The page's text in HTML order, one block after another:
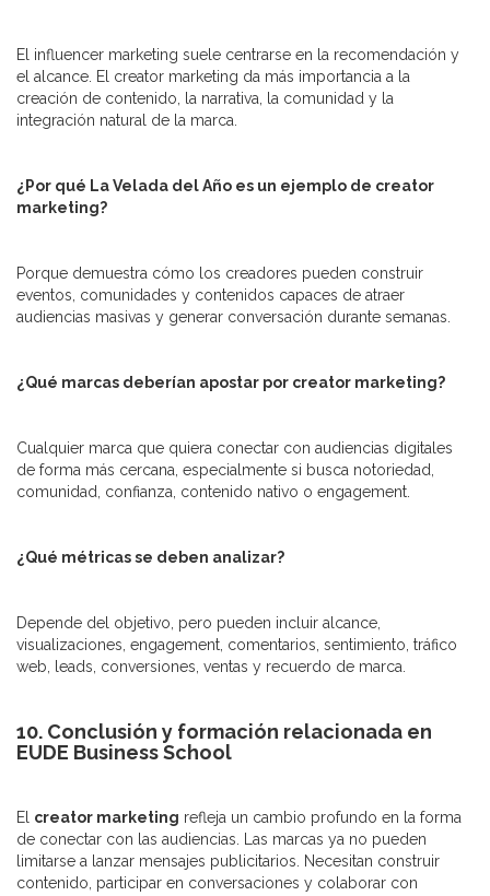
El influencer marketing suele centrarse en la recomendación y
el alcance. El creator marketing da más importancia a la
creación de contenido, la narrativa, la comunidad y la
integración natural de la marca.
¿Por qué La Velada del Año es un ejemplo de creator
marketing?
Porque demuestra cómo los creadores pueden construir
eventos, comunidades y contenidos capaces de atraer
audiencias masivas y generar conversación durante semanas.
¿Qué marcas deberían apostar por creator marketing?
Cualquier marca que quiera conectar con audiencias digitales
de forma más cercana, especialmente si busca notoriedad,
comunidad, confianza, contenido nativo o engagement.
¿Qué métricas se deben analizar?
Depende del objetivo, pero pueden incluir alcance,
visualizaciones, engagement, comentarios, sentimiento, tráfico
web, leads, conversiones, ventas y recuerdo de marca.
10. Conclusión y formación relacionada en
EUDE Business School
El creator marketing refleja un cambio profundo en la forma
de conectar con las audiencias. Las marcas ya no pueden
limitarse a lanzar mensajes publicitarios. Necesitan construir
contenido, participar en conversaciones y colaborar con